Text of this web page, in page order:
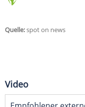
Quelle:spot on news
Video